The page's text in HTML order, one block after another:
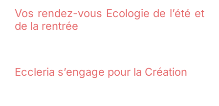
Vos rendez-vous Ecologie de l’été et
de la rentrée
Eccleria s’engage pour la Création